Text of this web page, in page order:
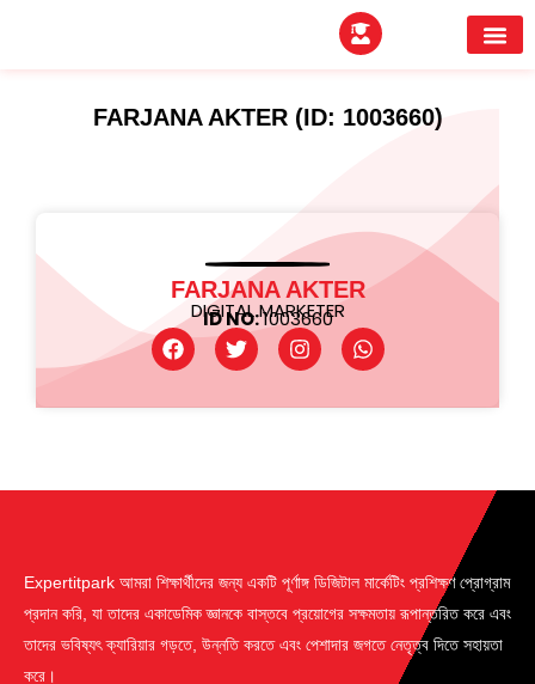
FARJANA AKTER (ID: 1003660)
FARJANA AKTER
DIGITAL MARKETER
ID NO:1003660
Expertitpark আমরা শিক্ষার্থীদের জন্য একটি পূর্ণাঙ্গ ডিজিটাল মার্কেটিং প্রশিক্ষণ প্রোগ্রাম
প্রদান করি, যা তাদের একাডেমিক জ্ঞানকে বাস্তবে প্রয়োগের সক্ষমতায় রূপান্তরিত করে এবং
তাদের ভবিষ্যৎ ক্যারিয়ার গড়তে, উন্নতি করতে এবং পেশাদার জগতে নেতৃত্ব দিতে সহায়তা
করে।